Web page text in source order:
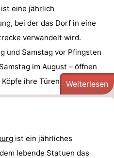
ist eine jährlich
bei der das Dorf in eine
verwandelt wird.
und Samstag vor Pfingsten
im August – öffnen
ihre Türen, um ihre ...
Weiterlesen
ist ein jährliches
lebende Statuen das